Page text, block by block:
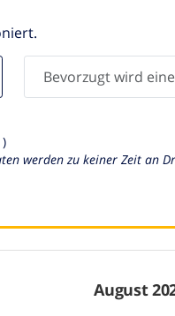
werden zu keiner Zeit an
August